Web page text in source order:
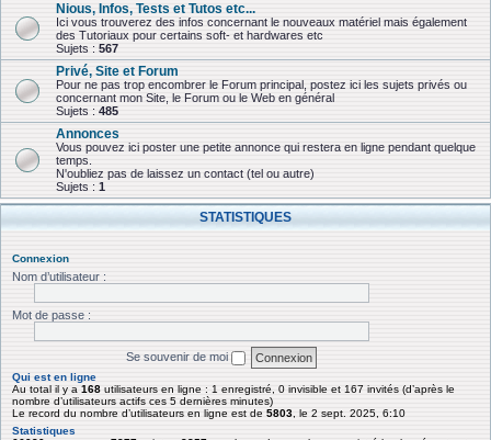
Nious, Infos, Tests et Tutos etc...
Ici vous trouverez des infos concernant le nouveaux matériel mais également
des Tutoriaux pour certains soft- et hardwares etc
Sujets : 567
Privé, Site et Forum
Pour ne pas trop encombrer le Forum principal, postez ici les sujets privés ou
concernant mon Site, le Forum ou le Web en général
Sujets : 485
Annonces
Vous pouvez ici poster une petite annonce qui restera en ligne pendant quelque
temps.
N'oubliez pas de laissez un contact (tel ou autre)
Sujets : 1
STATISTIQUES
Connexion
Nom d’utilisateur :
Mot de passe :
Se souvenir de moi
Qui est en ligne
Au total il y a 168 utilisateurs en ligne : 1 enregistré, 0 invisible et 167 invités (d’après le
nombre d’utilisateurs actifs ces 5 dernières minutes)
Le record du nombre d’utilisateurs en ligne est de 5803 , le 2 sept. 2025, 6:10
Statistiques